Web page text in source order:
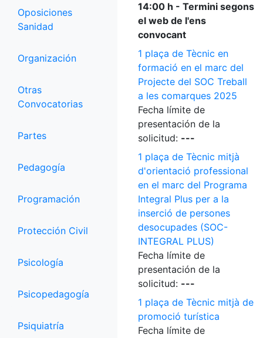
Oposiciones
Sanidad
Organización
Otras
Convocatorias
Partes
Pedagogía
Programación
Protección Civil
Psicología
Psicopedagogía
Psiquiatría
14:00 h - Termini segons
el web de l'ens
convocant
1 plaça de Tècnic en
formació en el marc del
Projecte del SOC Treball
a les comarques 2025
Fecha límite de
presentación de la
solicitud: ---
1 plaça de Tècnic mitjà
d'orientació professional
en el marc del Programa
Integral Plus per a la
inserció de persones
desocupades (SOC-
INTEGRAL PLUS)
Fecha límite de
presentación de la
solicitud: ---
1 plaça de Tècnic mitjà de
promoció turística
Fecha límite de